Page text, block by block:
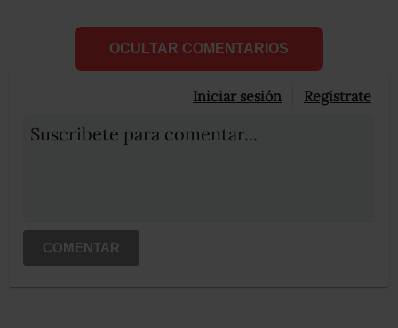
OCULTAR COMENTARIOS
Iniciar sesión Registrate
Suscribete para comentar...
COMENTAR